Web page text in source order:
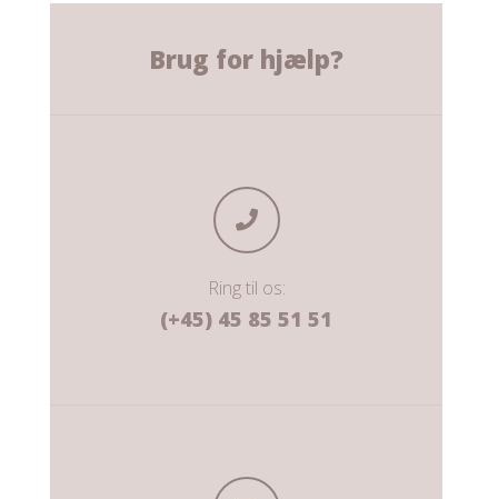
Brug for hjælp?
Ring til os:
(+45) 45 85 51 51